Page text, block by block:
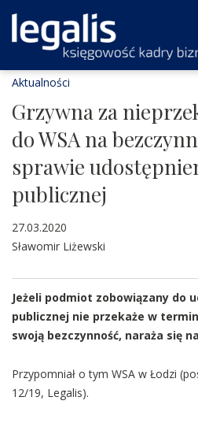
Aktualności
Grzywna za
do WSA na
sprawie
publicznej
27.03.2020
Sławomir Liżewski
Jeżeli podmiot zobowiązany do
publicznej nie przekaże w
swoją bezczynność, naraża się
Przypomniał o tym WSA w Łodzi
12/19, Legalis).